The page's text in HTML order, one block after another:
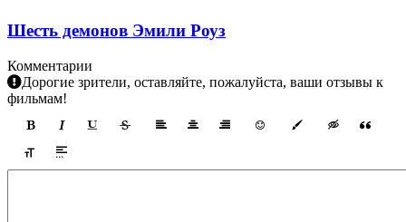
Шесть демонов Эмили Роуз
Комментарии
Дорогие зрители, оставляйте, пожалуйста, ваши отзывы к
фильмам!